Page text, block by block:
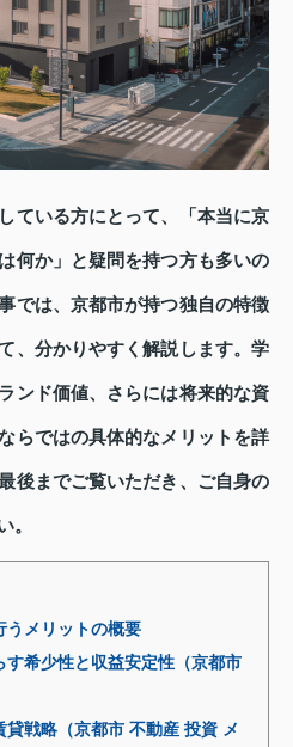
ている方にとって、「本当に京
何か」と疑問を持つ方も多いの
では、京都市が持つ独自の特徴
、分かりやすく解説します。学
ンド価値、さらには将来的な資
らではの具体的なメリットを詳
後までご覧いただき、ご自身の
。
うメリットの概要
す希少性と収益安定性（京都市
貸戦略（京都市 不動産 投資 メ